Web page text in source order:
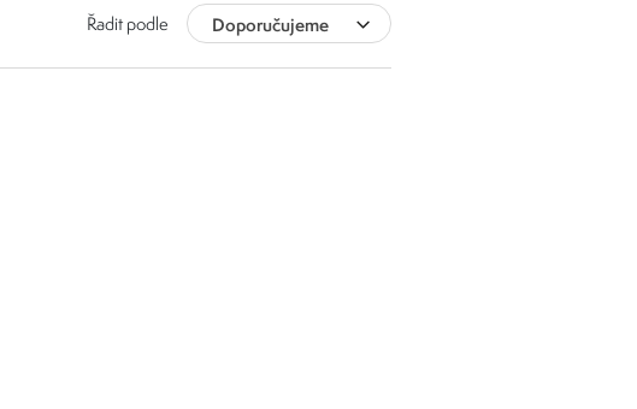
Řadit podle Doporučujeme